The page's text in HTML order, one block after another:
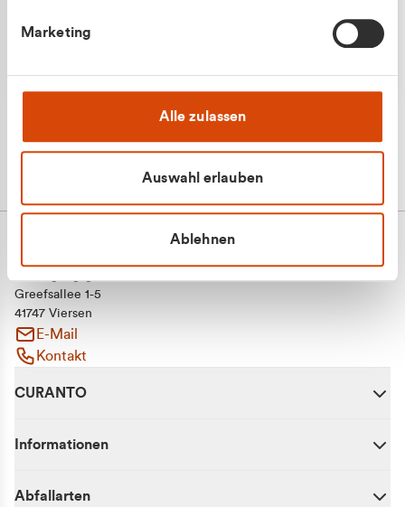
Marketing
Alle zulassen
Auswahl erlauben
Ablehnen
Greefsallee 1-5
41747 Viersen
E-Mail
Kontakt
CURANTO
Informationen
Abfallarten